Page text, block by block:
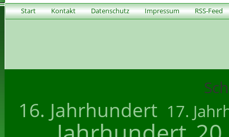
Start Kontakt Datenschutz Impressum RSS-Feed
16. Jahrhundert 17.